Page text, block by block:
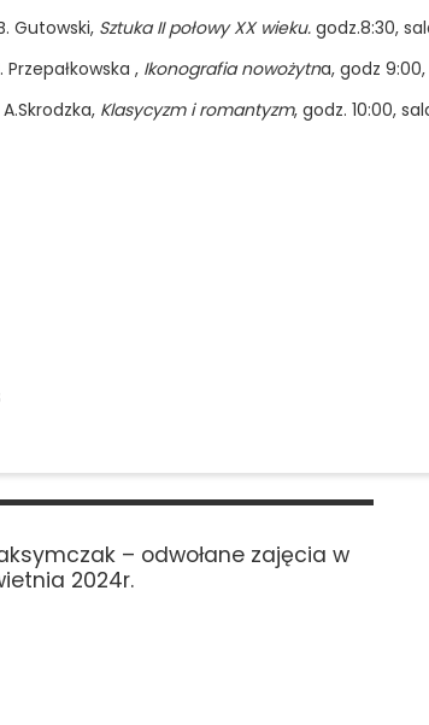
Gutowski, Sztuka II połowy XX wieku. godz.8:30,
Przepałkowska , Ikonografia nowożytna, godz 9:00,
Klasycyzm i romantyzm, godz. 10:00,
– odwołane zajęcia w
2024r.